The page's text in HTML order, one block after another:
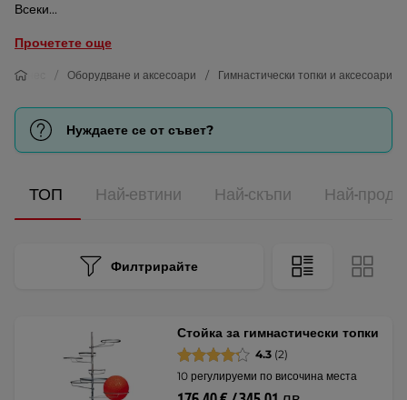
Всеки...
Прочетете още
Фитнес Оборудване и аксесоари Гимнастически топки и аксесоари
Нуждаете се от съвет?
ТОП Най-евтини Най-скъпи Най-
Филтрирайте
Стойка за гимнастически топки
4.3 (2)
10 регулируеми по височина места